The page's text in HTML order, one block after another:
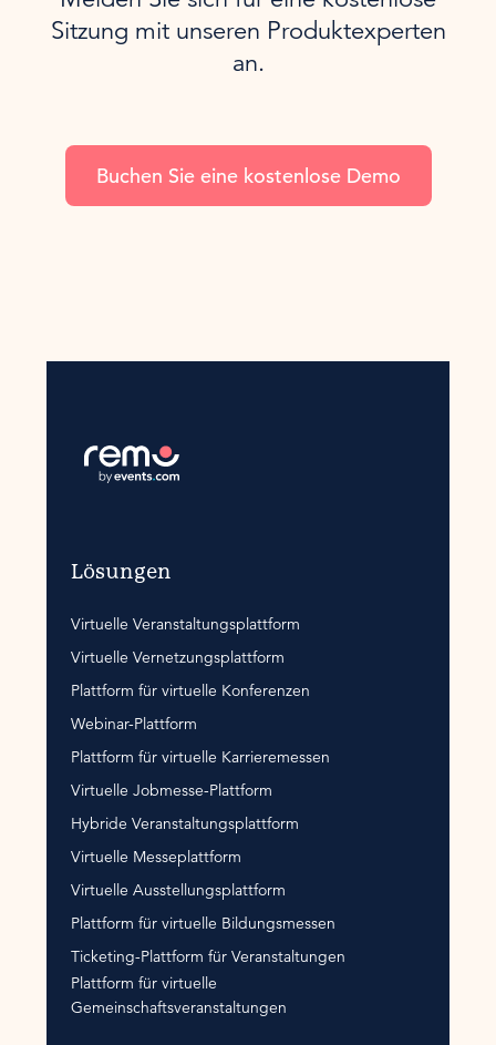
Sitzung mit unseren Produktexperten
an.
Buchen Sie eine kostenlose Demo
Lösungen
Virtuelle Veranstaltungsplattform
Virtuelle Vernetzungsplattform
Plattform für virtuelle Konferenzen
Webinar-Plattform
Plattform für virtuelle Karrieremessen
Virtuelle Jobmesse-Plattform
Hybride Veranstaltungsplattform
Virtuelle Messeplattform
Virtuelle Ausstellungsplattform
Plattform für virtuelle Bildungsmessen
Ticketing-Plattform für Veranstaltungen
Plattform für virtuelle
Gemeinschaftsveranstaltungen